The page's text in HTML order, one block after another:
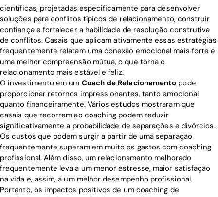
científicas, projetadas especificamente para desenvolver
soluções para conflitos típicos de relacionamento, construir
confiança e fortalecer a habilidade de resolução construtiva
de conflitos. Casais que aplicam ativamente essas estratégias
frequentemente relatam uma conexão emocional mais forte e
uma melhor compreensão mútua, o que torna o
relacionamento mais estável e feliz.
O investimento em um Coach de Relacionamento pode
proporcionar retornos impressionantes, tanto emocional
quanto financeiramente. Vários estudos mostraram que
casais que recorrem ao coaching podem reduzir
significativamente a probabilidade de separações e divórcios.
Os custos que podem surgir a partir de uma separação
frequentemente superam em muito os gastos com coaching
profissional. Além disso, um relacionamento melhorado
frequentemente leva a um menor estresse, maior satisfação
na vida e, assim, a um melhor desempenho profissional.
Portanto, os impactos positivos de um coaching de